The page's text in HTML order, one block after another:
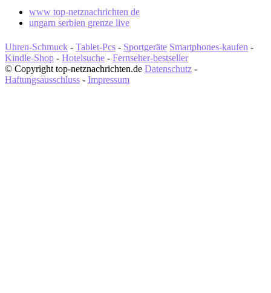
www top-netznachrichten de
ungarn serbien grenze live
Uhren-Schmuck - Tablet-Pcs - Sportgeräte Smartphones-kaufen -
Kindle-Shop - Hotelsuche - Fernseher-bestseller
© Copyright top-netznachrichten.de Datenschutz -
Haftungsausschluss - Impressum